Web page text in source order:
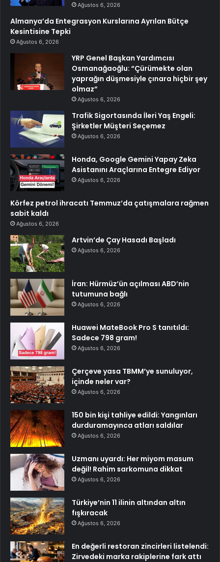
Ağustos 6, 2026
Almanya’da Entegrasyon Kurslarına Ayrılan Bütçe
Kesintisine Tepki
Ağustos 6, 2026
YRP Genel Başkan Yardımcısı
Osmanağaoğlu: “Çürümekte olan
yaprağın düşmesiyle çınara hiçbir şey
olmaz”
Ağustos 6, 2026
Trafik Sigortasında İleri Yaş Engeli:
Şirketler Müşteri Seçemez
Ağustos 6, 2026
Honda, Google Gemini Yapay Zeka
Asistanını Araçlarına Entegre Ediyor
Ağustos 6, 2026
Körfez petrol ihracatı Temmuz’da çatışmalara rağmen
sabit kaldı
Ağustos 6, 2026
Artvin’de Çay Hasadı Başladı
Ağustos 6, 2026
İran: Hürmüz’ün açılması ABD’nin
tutumuna bağlı
Ağustos 6, 2026
Huawei MateBook Pro S tanıtıldı:
Sadece 798 gram!
Ağustos 6, 2026
Çerçeve yasa TBMM’ye sunuluyor,
içinde neler var?
Ağustos 6, 2026
150 bin kişi tahliye edildi: Yangınları
durduramayınca atları saldılar
Ağustos 6, 2026
Uzmanı uyardı: Her miyom masum
değil! Rahim sarkomuna dikkat
Ağustos 6, 2026
Türkiye’nin 11 ilinin altından altın
fışkıracak
Ağustos 6, 2026
En değerli restoran zincirleri listelendi:
Zirvedeki marka rakiplerine fark attı